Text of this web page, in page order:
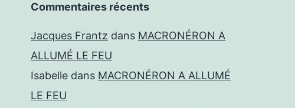
Commentaires récents
Jacques Frantz dans MACRONÉRON A
ALLUMÉ LE FEU
Isabelle dans MACRONÉRON A ALLUMÉ
LE FEU